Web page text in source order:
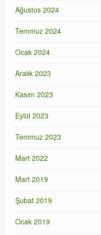
Ağustos 2024
Temmuz 2024
Ocak 2024
Aralık 2023
Kasım 2023
Eylül 2023
Temmuz 2023
Mart 2022
Mart 2019
Şubat 2019
Ocak 2019